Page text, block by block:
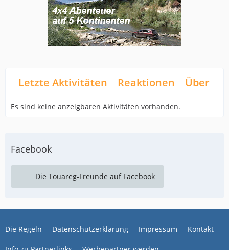
Letzte Aktivitäten Reaktionen Über
Es sind keine anzeigbaren Aktivitäten vorhanden.
Facebook
Die Touareg-Freunde auf Facebook
Die Regeln Datenschutzerklärung Impressum Kontakt